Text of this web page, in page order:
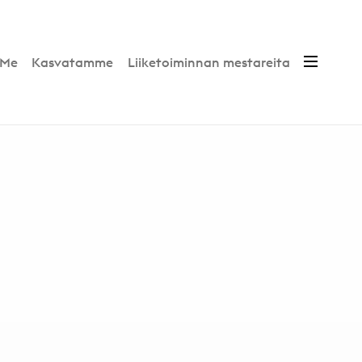
Me Kasvatamme Liiketoiminnan mestareita